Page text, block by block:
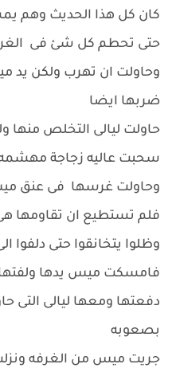
كان كل هذا الحديث
حتى تحطم كل شئ فى
وحاولت ان تهرب ولكن يد
ضربها ايضا
حاولت ليالى التخلص منها
سحبت عاليه زجاجة مهشمه
وحاولت غرسها فى عنق ميس
فلم تستطيع ان تقاومها هى
وظلوا يتخانقوا حتى دلفوا
فامسكت ميس يدها
دفعتها ومعها ليالى التى
بصعوبه
جريت ميس من الغرفه